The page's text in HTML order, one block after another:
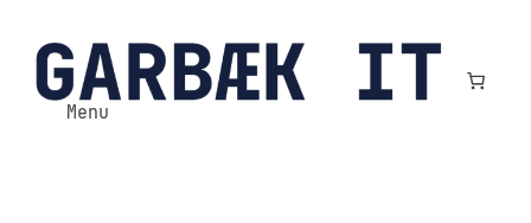
til
indhold
Menu